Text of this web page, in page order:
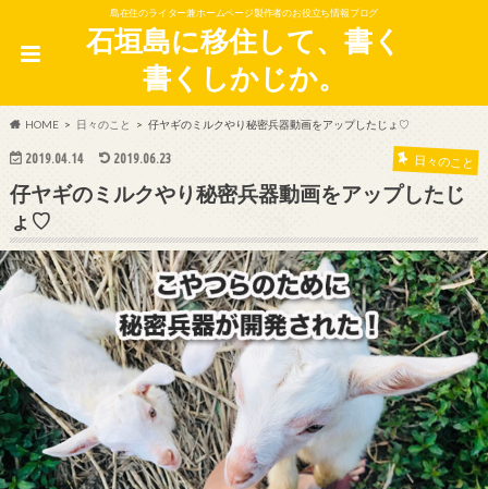
島在住のライター兼ホームページ製作者のお役立ち情報ブログ
石垣島に移住して、書く
書くしかじか。
HOME 日々のこと 仔ヤギのミルクやり秘密兵器動画をアップしたじょ♡
2019.04.14 2019.06.23 日々のこと
仔ヤギのミルクやり秘密兵器動画をアップしたじ
ょ♡